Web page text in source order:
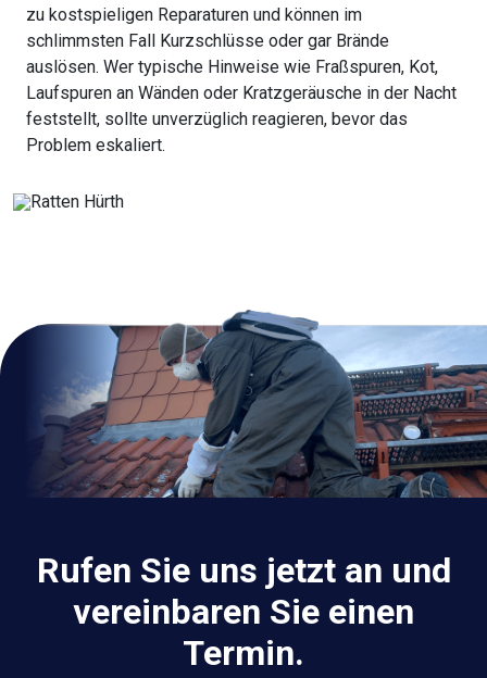
zu kostspieligen Reparaturen und können im
schlimmsten Fall Kurzschlüsse oder gar Brände
auslösen. Wer typische Hinweise wie Fraßspuren, Kot,
Laufspuren an Wänden oder Kratzgeräusche in der Nacht
feststellt, sollte unverzüglich reagieren, bevor das
Problem eskaliert.
Rufen Sie uns jetzt an und
vereinbaren Sie einen
Termin.